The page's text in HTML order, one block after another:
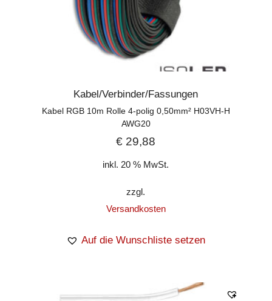
Kabel/Verbinder/Fassungen
Kabel RGB 10m Rolle 4-polig 0,50mm² H03VH-H
AWG20
€ 29,88
inkl. 20 % MwSt.
zzgl.
Versandkosten
Auf die Wunschliste setzen